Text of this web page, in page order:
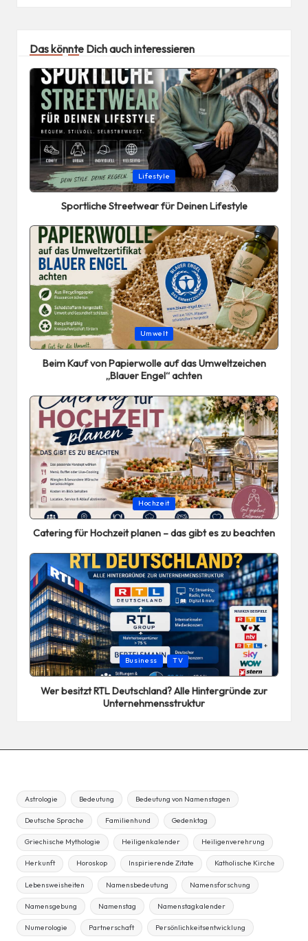
Das könnte Dich auch interessieren
Posted
in
Lifestyle
Sportliche Streetwear für Deinen Lifestyle
Posted
in
Umwelt
Beim Kauf von Papierwolle auf das Umweltzeichen
„Blauer Engel“ achten
Posted
in
Hochzeit
Catering für Hochzeit planen – das gibt es zu beachten
Posted
in
Business TV
Wer besitzt RTL Deutschland? Alle Hintergründe zur
Unternehmensstruktur
Astrologie Bedeutung Bedeutung von Namenstagen
Deutsche Sprache Familienhund Gedenktag
Griechische Mythologie Heiligenkalender Heiligenverehrung
Herkunft Horoskop Inspirierende Zitate Katholische Kirche
Lebensweisheiten Namensbedeutung Namensforschung
Namensgebung Namenstag Namenstagkalender
Numerologie Partnerschaft Persönlichkeitsentwicklung